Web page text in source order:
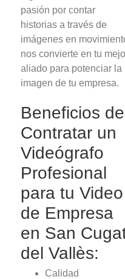
pasión por contar
historias a través de
imágenes en
nos convierte en tu
aliado para potenciar la
imagen de tu empresa.
Beneficios de
Contratar un
Videógrafo
Profesional
para tu Video
de Empresa
en San
del Vallès:
Calidad